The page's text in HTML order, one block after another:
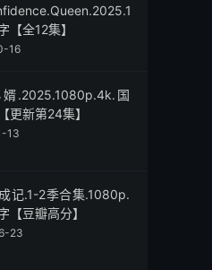
【全12集】
16
.2025.1080p.4k.国
更新第24集】
13
记.1-2季合集.1080p.
【豆瓣高分】
23